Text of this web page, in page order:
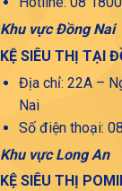
Khu vực Đồng Nai
KỆ SIÊU THỊ TẠI
Địa chỉ: 22A –
Nai
Số điện thoại:
Khu vực Long An
KỆ SIÊU THỊ